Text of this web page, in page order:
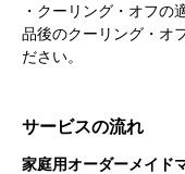
・クーリング・オフの
品後のクーリング・オ
ださい。
サービスの流れ
家庭用オーダーメイド